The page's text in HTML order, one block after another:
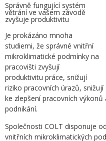
Správně fungující systém
větrání ve vašem závodě
zvyšuje produktivitu
Je prokázáno mnoha
studiemi, že správné vnitřní
mikroklimatické podmínky na
pracovišti zvyšují
produktivitu práce, snižují
riziko pracovních úrazů,
ke zlepšení pracovních
podnikání.
Společnosti COLT disponuje
vnitřních mikroklimatických